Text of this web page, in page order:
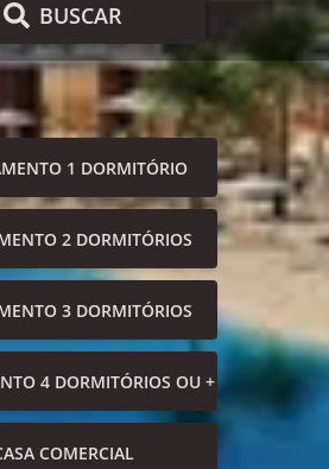
BUSCAR
1 DORMITÓRIO
2 DORMITÓRIOS
3 DORMITÓRIOS
4 DORMITÓRIOS OU +
COMERCIAL